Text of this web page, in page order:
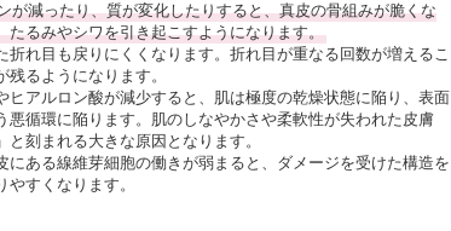
が減ったり、質が変化したりすると、真皮の骨組みが脆くな
たるみやシワを引き起こすようになります。
折れ目も戻りにくくなります。折れ目が重なる回数が増えるこ
るようになります。
ヒアルロン酸が減少すると、肌は極度の乾燥状態に陥り、表面
悪循環に陥ります。肌のしなやかさや柔軟性が失われた皮膚
刻まれる大きな原因となります。
にある線維芽細胞の働きが弱まると、ダメージを受けた構造を
すくなります。